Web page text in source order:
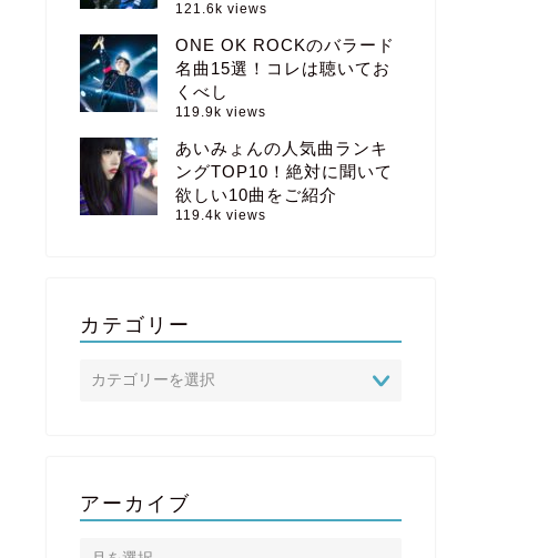
121.6k views
ONE OK ROCKのバラード
名曲15選！コレは聴いてお
くべし
119.9k views
あいみょんの人気曲ランキ
ングTOP10！絶対に聞いて
欲しい10曲をご紹介
119.4k views
カテゴリー
アーカイブ